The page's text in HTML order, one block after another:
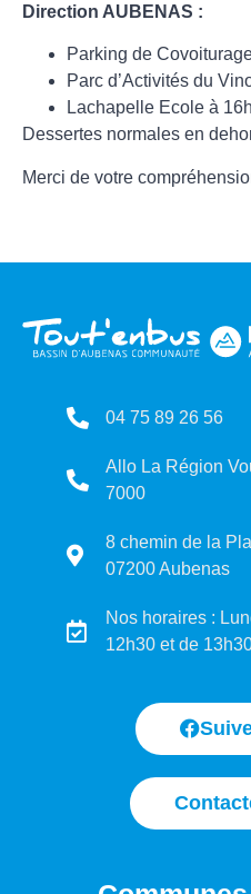
Direction AUBENAS :
Parking de
Parc d’Activités du
Lachapelle Ecole à
Dessertes normales en
Merci de votre
04 75 89 26 56
Allo La Région
7000
8 chemin de la
07200 Aubenas
Nos horaires :
12h30 et de